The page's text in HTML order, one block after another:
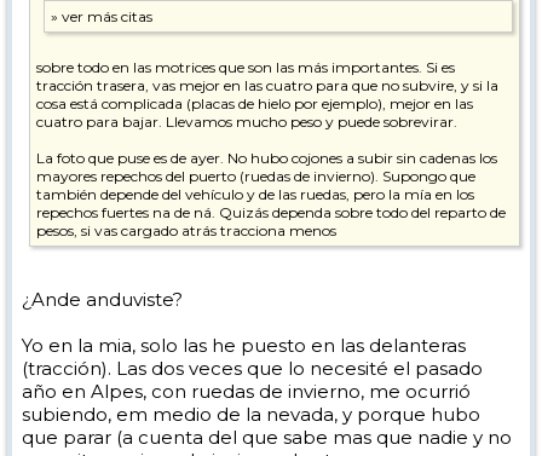
sobre todo en las motrices que son las más importantes. Si es
tracción trasera, vas mejor en las cuatro para que no subvire, y si la
cosa está complicada (placas de hielo por ejemplo), mejor en las
cuatro para bajar. Llevamos mucho peso y puede sobrevirar.
La foto que puse es de ayer. No hubo cojones a subir sin cadenas los
mayores repechos del puerto (ruedas de invierno). Supongo que
también depende del vehículo y de las ruedas, pero la mía en los
repechos fuertes na de ná. Quizás dependa sobre todo del reparto de
pesos, si vas cargado atrás tracciona menos
¿Ande anduviste?
Yo en la mia, solo las he puesto en las delanteras
(tracción). Las dos veces que lo necesité el pasado
año en Alpes, con ruedas de invierno, me ocurrió
subiendo, em medio de la nevada, y porque hubo
que parar (a cuenta del que sabe mas que nadie y no